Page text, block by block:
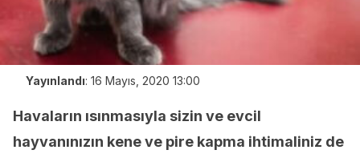
Yayınlandı: 16 Mayıs, 2020 13:00
Havaların ısınmasıyla sizin ve evcil
hayvanınızın kene ve pire kapma ihtimaliniz de